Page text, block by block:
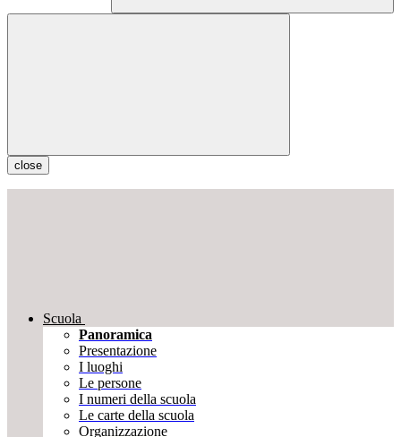
close
Scuola
Panoramica
Presentazione
I luoghi
Le persone
I numeri della scuola
Le carte della scuola
Organizzazione